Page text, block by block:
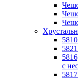
с